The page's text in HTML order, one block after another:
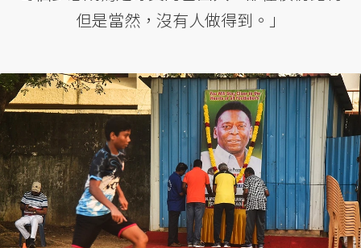
但是當然，沒有人做得到。」